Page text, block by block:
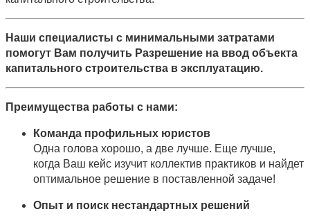
Наши специалисты с минимальными затратами
помогут Вам получить Разрешение на ввод объекта
капитального строительства в эксплуатацию.
Преимущества работы с нами:
Команда профильных юристов
Одна голова хорошо, а две лучше. Еще лучше,
когда Ваш кейс изучит коллектив практиков и найдет
оптимальное решение в поставленной задаче!
Опыт и поиск нестандартных решений